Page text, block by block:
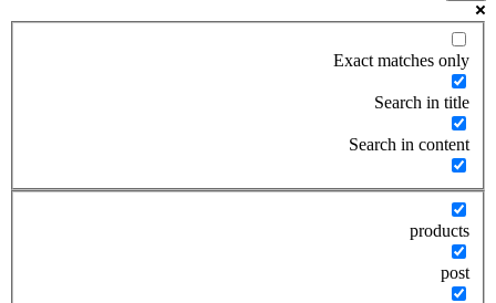
Exact matches only
Search in title
Search in content
products
post